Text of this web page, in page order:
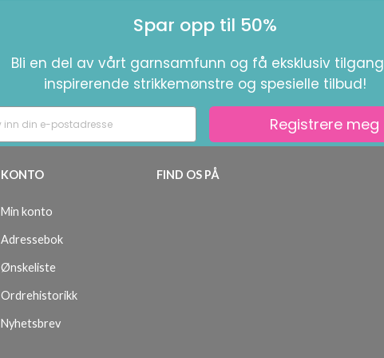
Spar opp til 50%
Bli en del av vårt garnsamfunn og få eksklusiv
inspirerende strikkemønstre og spesielle tilbud!
Registrere meg
KONTO
Min konto
Adressebok
Ønskeliste
Ordrehistorikk
Nyhetsbrev
FIND OS PÅ